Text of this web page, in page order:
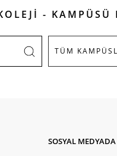
- KAMPÜSÜ
SOSYAL